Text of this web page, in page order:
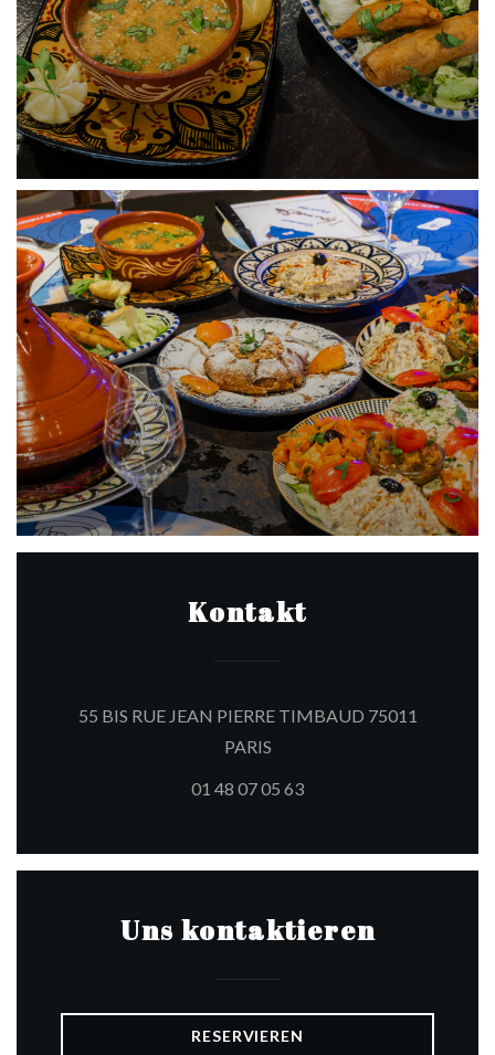
Kontakt
55 BIS RUE JEAN PIERRE TIMBAUD 75011
PARIS((öffnet ein neues Fenster))
01 48 07 05 63
Uns kontaktieren
RESERVIEREN